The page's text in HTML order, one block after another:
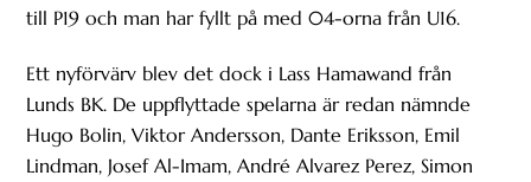
till P19 och man har fyllt på med 04-orna från U16.
Ett nyförvärv blev det dock i Lass Hamawand från
Lunds BK. De uppflyttade spelarna är redan nämnde
Hugo Bolin, Viktor Andersson, Dante Eriksson, Emil
Lindman, Josef Al-Imam, André Alvarez Perez, Simon